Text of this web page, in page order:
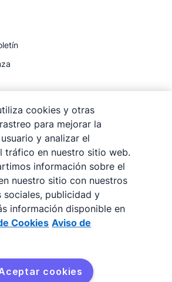
de ventas basado en la web.
cookies y otras
para mejorar la
y analizar el
tráfico en nuestro sitio web.
información sobre el
nuestro sitio con nuestros
sociales, publicidad y
información disponible en
Cookies Aviso de
cookies